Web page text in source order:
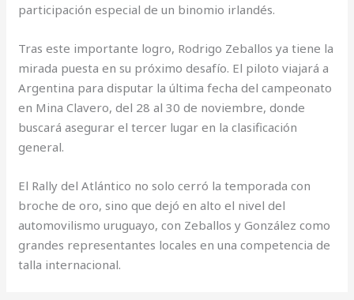
participación especial de un binomio irlandés.
Tras este importante logro, Rodrigo Zeballos ya tiene la
mirada puesta en su próximo desafío. El piloto viajará a
Argentina para disputar la última fecha del campeonato
en Mina Clavero, del 28 al 30 de noviembre, donde
buscará asegurar el tercer lugar en la clasificación
general.
El Rally del Atlántico no solo cerró la temporada con
broche de oro, sino que dejó en alto el nivel del
automovilismo uruguayo, con Zeballos y González como
grandes representantes locales en una competencia de
talla internacional.